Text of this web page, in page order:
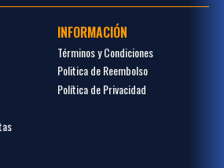
INFORMACIÓN
Términos y Condiciones
Politica de Reembolso
Política de Privacidad